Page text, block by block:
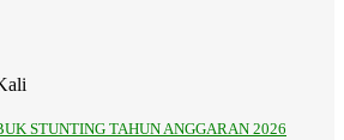
STUNTING TAHUN ANGGARAN 2026